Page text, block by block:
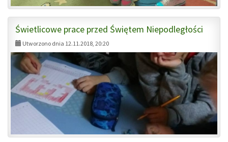
Świetlicowe prace przed Świętem Niepodległości
Utworzono dnia 12.11.2018, 20:20